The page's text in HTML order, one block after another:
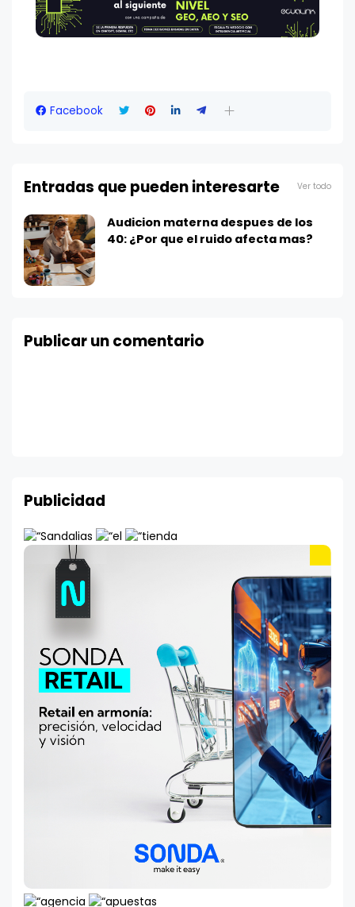
Facebook
Entradas que pueden interesarte Ver todo
Audicion materna despues de los
40: ¿Por que el ruido afecta mas?
Publicar un comentario
Publicidad